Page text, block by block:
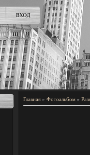
ВХОД
Главная » Фотоальбом »